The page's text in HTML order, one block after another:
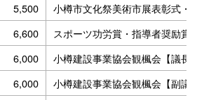
5,500
小樽市文化祭美術市展表彰式・
6,600
スポーツ功労賞・指導者奨励賞
6,000
小樽建設事業協会観楓会【議長
6,000
小樽建設事業協会観楓会【副議